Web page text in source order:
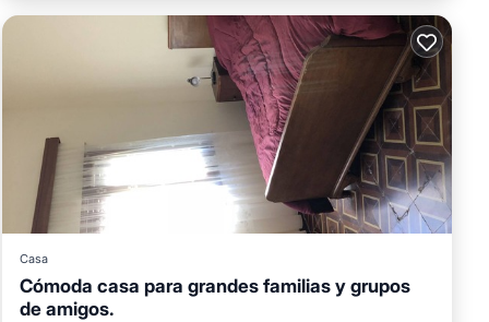
Casa
Cómoda casa para grandes familias y grupos
de amigos.Chimenea/Calefacción